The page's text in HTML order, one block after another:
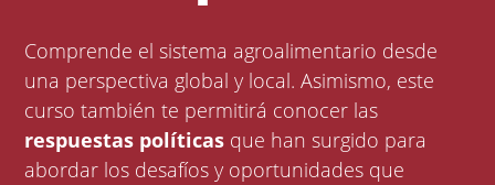
Comprende el sistema agroalimentario desde
una perspectiva global y local. Asimismo, este
curso también te permitirá conocer las
respuestas políticas que han surgido para
abordar los desafíos y oportunidades que